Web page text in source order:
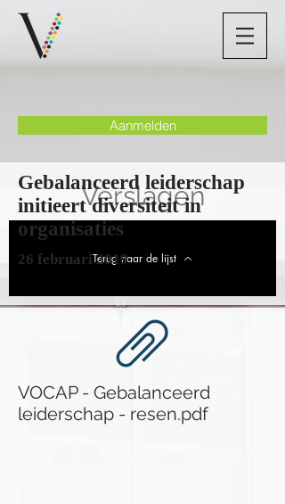
Aanmelden
Verslagen
Terug naar de lijst
Gebalanceerd leiderschap
initieert diversiteit in
organisaties
26 februari 2019
VOCAP - Gebalanceerd
leiderschap - resen.pdf